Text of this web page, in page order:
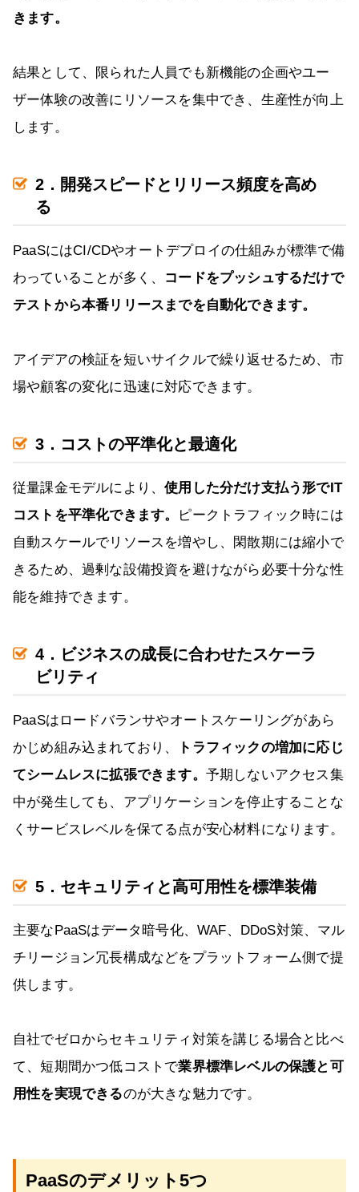
きます。
結果として、限られた人員でも新機能の企画やユー
ザー体験の改善にリソースを集中でき、生産性が向上
します。
2．開発スピードとリリース頻度を高め
る
PaaSにはCI/CDやオートデプロイの仕組みが標準で備
わっていることが多く、 コードをプッシュするだけで
テストから本番リリースまでを自動化できます。
アイデアの検証を短いサイクルで繰り返せるため、市
場や顧客の変化に迅速に対応できます。
3．コストの平準化と最適化
従量課金モデルにより、使用した分だけ支払う形でIT
コストを平準化できます。
ピークトラフィック時には
自動スケールでリソースを増やし、閑散期には縮小で
きるため、過剰な設備投資を避けながら必要十分な性
能を維持できます。
4．ビジネスの成長に合わせたスケーラ
ビリティ
PaaSはロードバランサやオートスケーリングがあら
かじめ組み込まれており、
トラフィックの増加に応じ
てシームレスに拡張できます。 予期しないアクセス集
中が発生しても、アプリケーションを停止することな
くサービスレベルを保てる点が安心材料になります。
5．セキュリティと高可用性を標準装備
主要なPaaSはデータ暗号化、WAF、DDoS対策、マル
チリージョン冗長構成などをプラットフォーム側で提
供します。
自社でゼロからセキュリティ対策を講じる場合と比べ
て、短期間かつ低コストで業界標準レベルの保護と可
用性を実現できるのが大きな魅力です。
PaaSのデメリット5つ